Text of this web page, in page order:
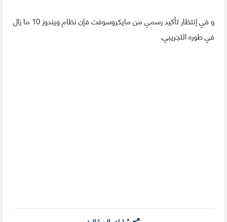
و في إنتظار تأكيد رسمي من مايكروسوفت فإن نظام ويندوز 10 ما زال
في طوره التجريبي.